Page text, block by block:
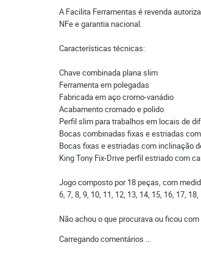
A Facilita Ferramentas é revenda
NFe e garantia nacional.
Características técnicas:
Chave combinada plana slim
Ferramenta em polegadas
Fabricada em aço cromo-vanádio
Acabamento cromado e polido
Perfil slim para trabalhos em locais de
Bocas combinadas fixas e estriadas
Bocas fixas e estriadas com inclinação
King Tony Fix-Drive perfil estriado com
Jogo composto por 18 peças, com
6, 7, 8, 9, 10, 11, 12, 13, 14, 15, 16, 17,
Não achou o que procurava ou ficou
Carregando comentários ...